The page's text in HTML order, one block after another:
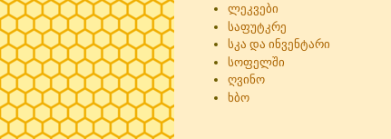
ლეკვები
საფუტკრე
სკა და ინვენტარი
სოფელში
ღვინო
ხბო